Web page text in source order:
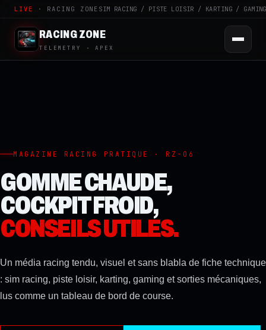
LIVE · RACING ZONE SIM RACING / PISTE LOISIR / KARTING / GAMING
RACING ZONE
TELEMETRY · APEX
MAGAZINE RACING PRATIQUE · RZ-06
GOMME CHAUDE,
COCKPIT FROID,
CONSEILS UTILES.
Un média racing tendu, visuel et sans blabla de fiche technique
: sim racing, piste loisir, karting, gaming et sorties mécaniques,
lus comme un tableau de bord de course.